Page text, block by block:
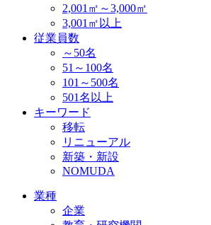
2,001㎡～3,000㎡
3,001㎡以上
従業員数
～50名
51～100名
101～500名
501名以上
キーワード
移転
リニューアル
新築・新設
NOMUDA
業種
企業